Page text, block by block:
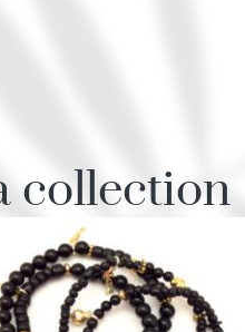
collection